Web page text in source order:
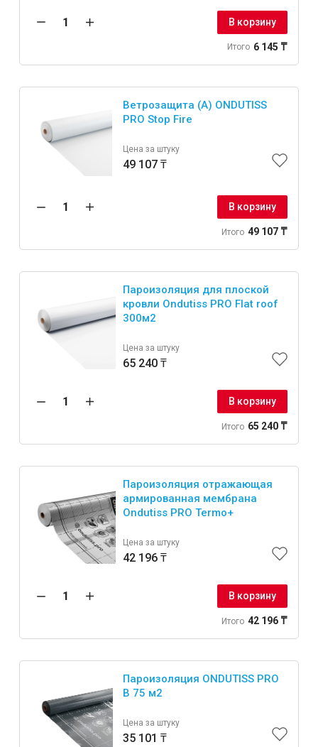
В корзину
Итого 6 145 ₸
Ветрозащита (А) ONDUTISS
PRO Stop Fire
Цена за штуку
49 107 ₸
В корзину
Итого 49 107 ₸
Пароизоляция для плоской
кровли Ondutiss PRO Flat roof
300м2
Цена за штуку
65 240 ₸
В корзину
Итого 65 240 ₸
Пароизоляция отражающая
армированная мембрана
Ondutiss PRO Termo+
Цена за штуку
42 196 ₸
В корзину
Итого 42 196 ₸
Пароизоляция ONDUTISS PRO
B 75 м2
Цена за штуку
35 101 ₸